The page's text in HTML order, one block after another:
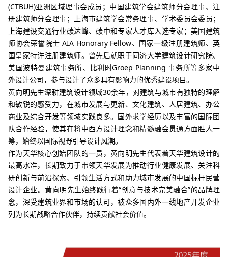
(CTBUH)亚洲区域理事会成员；中国建筑学会建筑师分会理事、注
册建筑师分会理事；上海市建筑学会常务理事、学术委员会委员；
上海建设交通行业碳达峰、碳中和专家人才库入选专家；美国建筑
师协会荣誉院士 AIA Honorary Fellow、国家一级注册建筑师、英
国皇家特许注册建筑师。曾先后就职于同济大学建筑设计研究院、
美国波特曼建筑事务所、比利时Groep Planning 事务所等多家中
外设计公司，参与设计了众多具有影响力的优秀建设项目。
黄向明先生深耕建筑设计领域30余年，对建筑与城市有独特的理解
和敏锐的感受力，在城市发展与更新、文化建筑、人居建筑、办公
商业及综合开发等领域实践良多。国外求学经历以及丰富的国际团
队合作经验，使其在将中西方设计理念和精髓融会贯通方面胜人一
筹，始终以国际视野引导设计风潮。
作为天华核心创始团队的一员，黄向明先生代表着天华建筑设计的
最高水准，长期致力于带领天华发展为推动行业健康发展、关注科
研创新与前沿探索、引领生活方式和助力城市发展的中国标杆民营
设计企业。黄向明先生始终践行着“创意与技术完美融合”的品牌理
念，深受建筑业界和市场的认可，被众多国内外一线地产开发企业
列为长期战略合作伙伴，持续贡献社会价值。